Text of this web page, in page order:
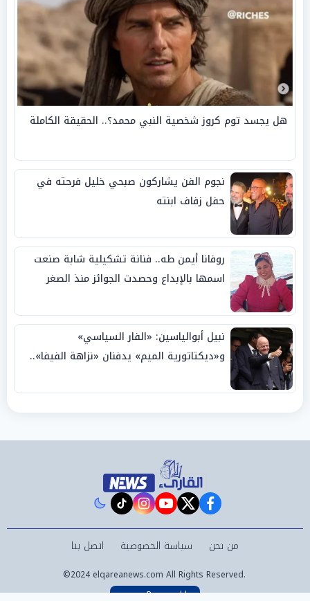
هل يجسد توم كروز شخصية النبي محمد؟.. الحقيقة الكاملة
نجوم الفن يشاركون صبحي خليل فرحته في
حفل زفاف ابنته
روفانا أيمن طه.. فنانة تشكيلية شابة صنعت
اسمها بالإبداع وحصدت الجوائز منذ الصغر
نبيل أبوالياسين: «الفار السياسي»
و«ديكتاتورية الميم» يدفنان «نزاهة الفيفا»..
facebook
twitter
youtube
instagram
tiktok
من نحن سياسة الخصوصية اتصل بنا
©2024 elqareanews.com All Rights Reserved.
Powered by